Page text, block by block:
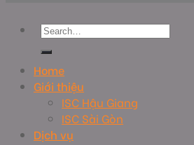
Home
Giới thiệu
ISC Hậu Giang
ISC Sài Gòn
Dịch vụ